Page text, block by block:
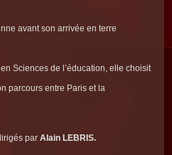
avant son arrivée en terre
Sciences de l’éducation, elle choisit
parcours entre Paris et la
par Alain LEBRIS.